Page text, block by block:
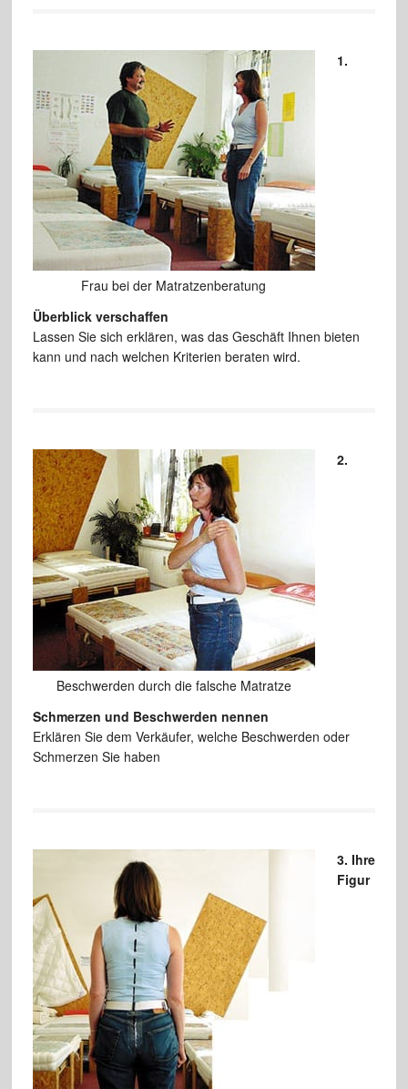
Frau bei der Matratzenberatung
1.
Überblick verschaffen
Lassen Sie sich erklären, was das Geschäft Ihnen bieten
kann und nach welchen Kriterien beraten wird.
Beschwerden durch die falsche Matratze
2.
Schmerzen und Beschwerden nennen
Erklären Sie dem Verkäufer, welche Beschwerden oder
Schmerzen Sie haben
3. Ihre
Figur